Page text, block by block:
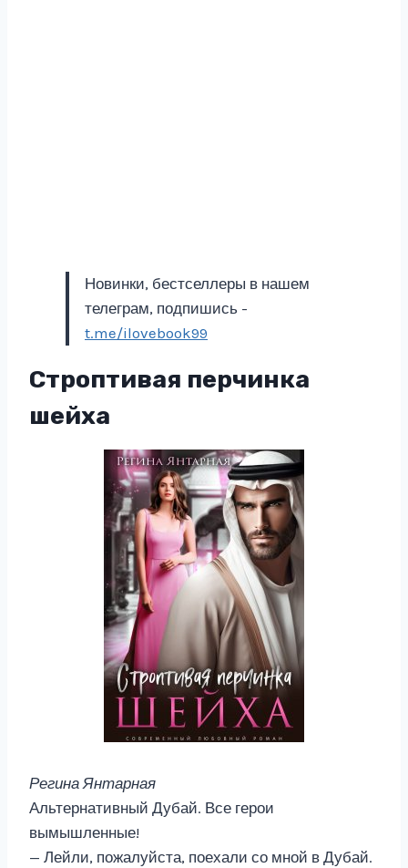
Новинки, бестселлеры в нашем
телеграм, подпишись -
t.me/ilovebook99
Строптивая перчинка
шейха
Регина Янтарная
Альтернативный Дубай. Все герои
вымышленные!
— Лейли, пожалуйста, поехали со мной в Дубай.